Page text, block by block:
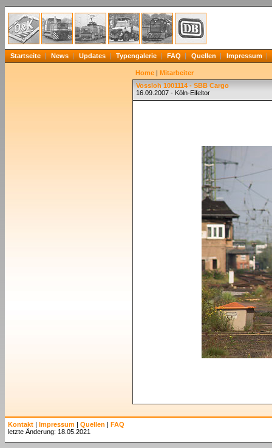
Startseite News Updates Typengalerie FAQ Quellen Impressum
Home | Mitarbeiter
Vossloh 1001114 - SBB Cargo
16.09.2007 - Köln-Eifeltor
Kontakt | Impressum | Quellen | FAQ
letzte Änderung: 18.05.2021